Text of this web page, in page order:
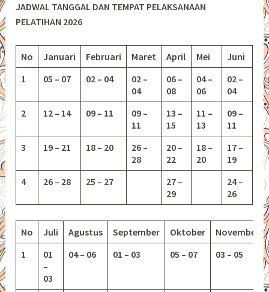
JADWAL TANGGAL DAN TEMPAT PELAKSANAAN
PELATIHAN 2026
No Januari Februari Maret April Mei
Juni
1
05 – 07 02 – 04
02 –
04
06 –
08
04 –
06
02 –
04
2
12 – 14 09 – 11
09 –
11
13 –
15
11 –
13
09 –
11
3
19 – 21 18 – 20
26 –
28
20 –
22
18 –
20
17 –
19
4
26 – 28 25 – 27
27 –
29
24 –
26
No Juli Agustus September Oktober
November
1
01
–
03
04 – 06 01 – 03 05 – 07 03 – 05